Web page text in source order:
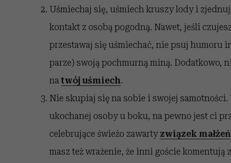
Uśmiechaj się, uśmiech kruszy lody i
kontakt z osobą pogodną. Nawet, jeśli
przestawaj się uśmiechać, nie psuj humoru
parze) swoją pochmurną miną. Dodatkowo,
natwój uśmiech.
Nie skupiaj się na sobie i swojej
ukochanej osoby u boku, na pewno jest ci
celebrujące świeżo zawartyzwiązek
masz też wrażenie, że inni goście komentują